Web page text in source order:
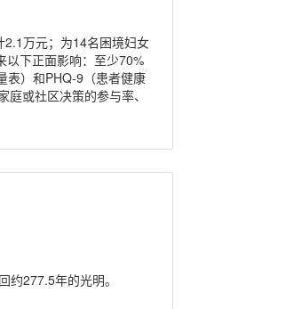
万元；为14名困境妇女
以下正面影响：至少70%
表）和PHQ-9（患者健康
或社区决策的参与率、
277.5年的光明。